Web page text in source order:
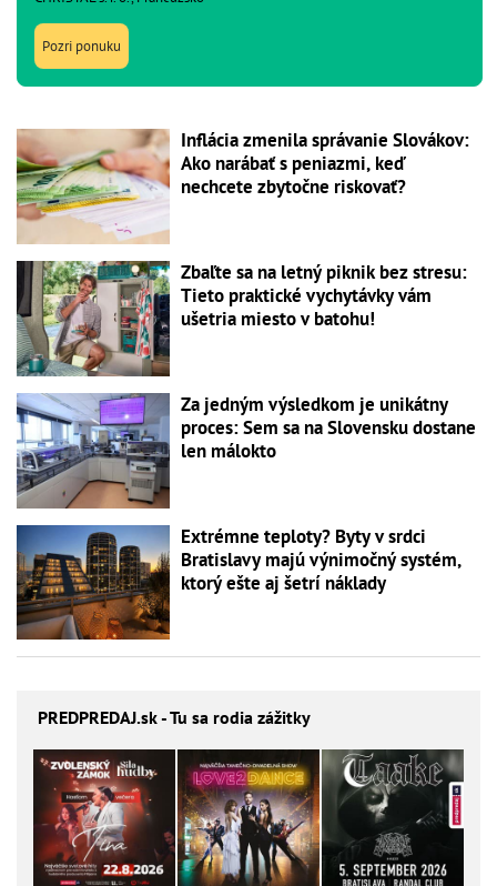
Pozri ponuku
Inflácia zmenila správanie Slovákov:
Ako narábať s peniazmi, keď
nechcete zbytočne riskovať?
Zbaľte sa na letný piknik bez stresu:
Tieto praktické vychytávky vám
ušetria miesto v batohu!
Za jedným výsledkom je unikátny
proces: Sem sa na Slovensku dostane
len málokto
Extrémne teploty? Byty v srdci
Bratislavy majú výnimočný systém,
ktorý ešte aj šetrí náklady
PREDPREDAJ.sk - Tu sa rodia zážitky